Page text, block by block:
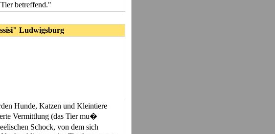
betreffend."
Ludwigsburg
Hunde, Katzen und Kleintiere
Vermittlung (das Tier mu�
Schock, von dem sich